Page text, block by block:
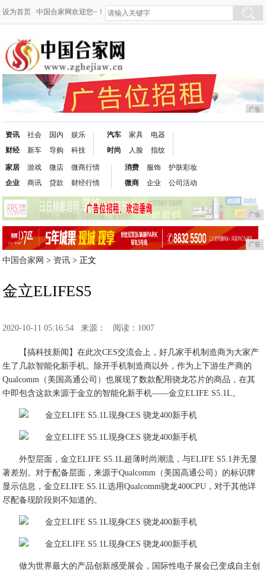
设为首页 中国合家网欢迎您~！
广告
资讯
财经
社会
新车
国内
导购
娱乐
科技
汽车
时尚
家具
人脸
电器
指纹
家居
企业
游戏
商讯
微店
贷款
微商行情
财经行情
消费
微商
服饰
企业
护肤彩妆
公司活动
广告
广告
中国合家网 > 资讯 > 正文
金立ELIFES5
2020-10-11 05:16:54 来源： 阅读：1007
【搞科技新闻】在此次CES交流会上，好几家手机制造商为大家产
生了几款智能化新手机。除开手机制造商以外，作为上下游生产商的
Qualcomm（美国高通公司）也展现了数款配用骁龙芯片的商品，在其
中即包含这款来源于金立的智能化新手机——金立ELIFE S5.1L。
外型层面，金立ELIFE S5.1L超薄时尚潮流，与ELIFE S5.1并无显
著差别。对于配备层面，来源于Qualcomm（美国高通公司）的标识牌
显示信息，金立ELIFE S5.1L选用Qualcomm骁龙400CPU，对于其他详
尽配备现阶段则不知道的。
做为世界最大的产品创新感受展会，国际性电子展会已变成自主创